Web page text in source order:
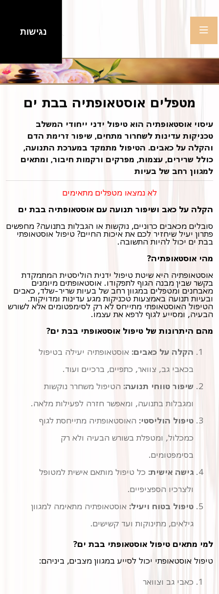
מטפלים אוסטאופתיה בבת ים
עיסוי אוסטאופתיה הוא טיפול ידני ייחודי המשלב
טכניקות עדינות לשחרור מתחים, שיפור זרימת הדם
והקלה על כאבים. הטיפול מתמקד במערכת התנועה,
כולל שרירים, עצמות, מפרקים ורקמות חיבור, ומתאים
למגוון רחב של בעיות
לא נמצאו מטפלים מתאימים
הקלה על כאב ושיפור תנועה עם אוסטאופתיה בבת ים
סובלים מכאבים כרוניים, נוקשות או הגבלות בתנועה? מחפשים
פתרון יעיל שיחזיר לכם את איכות החיים? טיפול אוסטאופתי
בבת ים יכול להיות התשובה.
מהי אוסטאופתיה?
אוסטאופתיה היא שיטת טיפול ידנית הוליסטית המתמקדת
בקשר שבין מבנה הגוף לתפקודו. אוסטאופתים מיומנים
מאבחנים ומטפלים במגוון רחב של בעיות שריר-שלד, כאבים
ובעיות תנועה באמצעות טכניקות מגע עדינות ומדויקות.
הטיפול האוסטאופתי מתייחס לא רק לסימפטומים אלא לשורש
הבעיה, ומסייע לגוף לרפא את עצמו.
מהם היתרונות של טיפול אוסטאופתי בבת ים?
הקלה על כאבים: אוסטאופתיה יעילה בטיפול
בכאבי גב, צוואר, כתפיים, ברכיים ועוד.
שיפור טווחי תנועה: הטיפול משחרר נוקשות
ומגבלות בתנועה, ומאפשר חזרה לפעילות מלאה.
טיפול הוליסטי: האוסטאופתיה מתייחסת לגוף
כמכלול, ומטפלת בשורש הבעיה ולא רק
בסימפטומים.
גישה אישית: כל טיפול מותאם אישית למטופל
ולצרכיו הספציפיים.
טיפול בטוח ויעיל: אוסטאופתיה מתאימה למגוון
גילאים, מתינוקות ועד קשישים.
למי מתאים טיפול אוסטאופתי בבת ים?
טיפול אוסטאופתי יכול לסייע במגוון מצבים, ביניהם:
כאבי גב וצוואר
נגישות